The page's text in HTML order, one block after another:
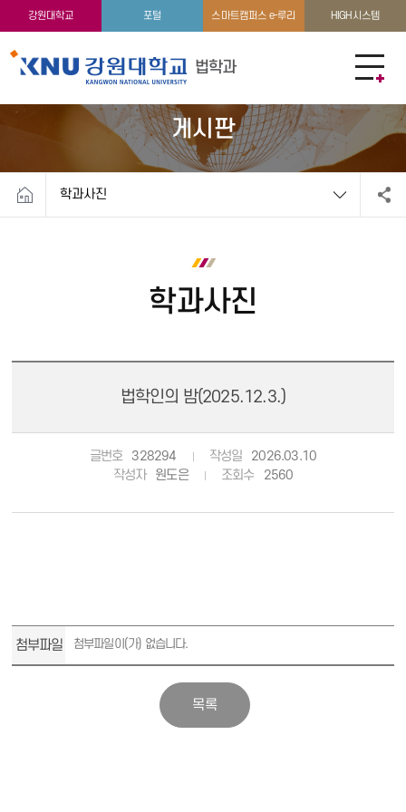
강원대학교 포털 스마트캠퍼스 e-루리 HIGH시스템
법학과
학생활동 이용안내
게시판
학과사진
학과사진
법학인의 밤(2025.12.3.)
글번호 328294 작성일
2026.03.10
작성자
원도은 조회수 2560
첨부파일 첨부파일이(가) 없습니다.